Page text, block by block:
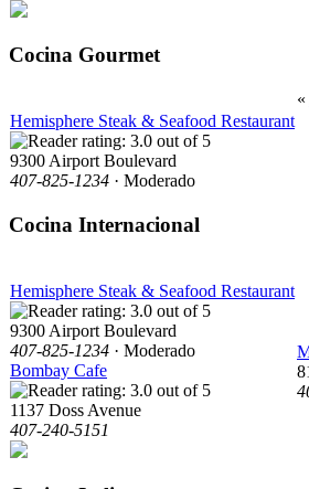
Cocina Gourmet
«
Hemisphere Steak & Seafood Restaurant
9300 Airport Boulevard
407-825-1234 · Moderado
Cocina Internacional
Hemisphere Steak & Seafood Restaurant
9300 Airport Boulevard
407-825-1234 · Moderado
Bombay Cafe
1137 Doss Avenue
407-240-5151